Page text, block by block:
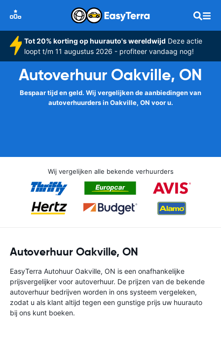
Tot 20% korting op huurauto's wereldwijd Deze actie
loopt t/m 11 augustus 2026 - profiteer vandaag nog!
Autoverhuur Oakville, ON
Bespaar tijd en geld. Wij vergelijken de aanbiedingen van
autoverhuurders in Oakville, ON voor u.
Wij vergelijken alle bekende verhuurders
Autoverhuur Oakville, ON
EasyTerra Autohuur Oakville, ON is een onafhankelijke
prijsvergelijker voor autoverhuur. De prijzen van de bekende
autoverhuur bedrijven worden in ons systeem vergeleken,
zodat u als klant altijd tegen een gunstige prijs uw huurauto
bij ons kunt boeken.